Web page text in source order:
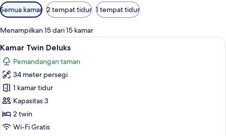
Filter
tersedia
untuk
kamar
Semua kamar 2 tempat tidur 1 tempat tidur
Menampilkan 15 dari 15 kamar
Lihat
semua
foto
untuk
Kamar
Twin
Deluks
Minibar, brankas, meja kerja, dan
5
Kamar Twin Deluks
Pemandangan taman
34 meter persegi
1 kamar tidur
Kapasitas 3
2 twin
Wi-Fi Gratis